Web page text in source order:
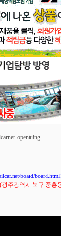
board/
주광역시 북구 중흥